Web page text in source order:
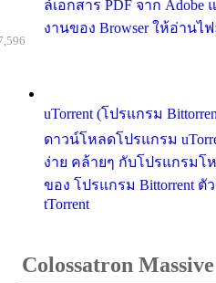
ล์เอกสาร PDF จาก
งานของ Browser ให้อ่านไ
uTorrent (โปรแกรม
ดาวน์โหลดโปรแกรม
ง่าย คล้ายๆ กับโปรแกรมโ
ของ โปรแกรม Bittorrent ตั
tTorrent
Colossatron